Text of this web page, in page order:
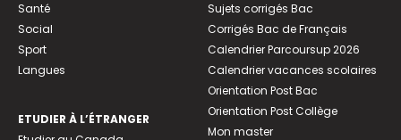
Santé
Social
Sport
Langues
ETUDIER À L’ÉTRANGER
Sujets corrigés Bac
Corrigés Bac de Français
Calendrier Parcoursup 2026
Calendrier vacances scolaires
Orientation Post Bac
Orientation Post Collège
Mon master